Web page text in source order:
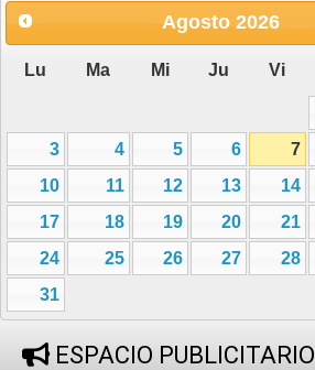
Agosto 2026
Lu Ma Mi Ju Vi
3
4 5 6 7
10
11 12 13 14
17
18 19 20 21
24
25 26 27 28
31
ESPACIO PUBLICITARIO